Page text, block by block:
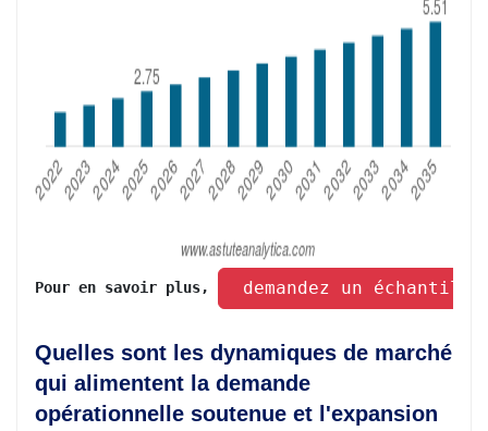
Pour en savoir plus, demandez un
Quelles sont les dynamiques de marché
qui alimentent la demande
opérationnelle soutenue et l'expansion